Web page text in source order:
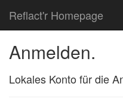
Reflact'r Homepage
Anmelden.
Lokales Konto für die